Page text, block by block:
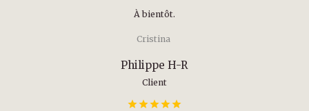
À bientôt.
Cristina
Philippe H-R
Client